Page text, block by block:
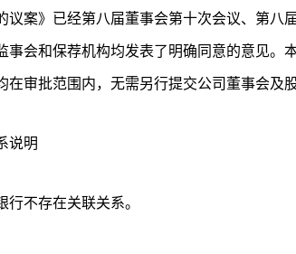
议案》已经第八届董事会第十次会议、第八
事会和保荐机构均发表了明确同意的意见。
在审批范围内，无需另行提交公司董事会及
说明
行不存在关联关系。